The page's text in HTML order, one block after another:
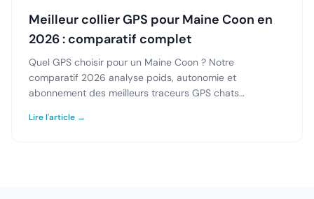
Meilleur collier GPS pour Maine Coon en
2026 : comparatif complet
Quel GPS choisir pour un Maine Coon ? Notre
comparatif 2026 analyse poids, autonomie et
abonnement des meilleurs traceurs GPS chats
Lire l'article →